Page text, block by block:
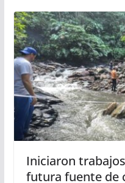
Iniciaron
futura fuente de